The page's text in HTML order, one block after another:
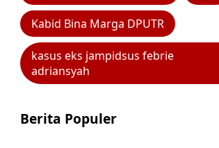
Kabid Bina Marga DPUTR
kasus eks jampidsus febrie
adriansyah
Berita Populer